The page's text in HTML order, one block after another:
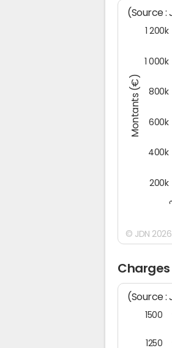
Montants (€)
(Source :
200k
400k
600k
800k
1 000k
1 200k
© JDN 2026
(Source :
1250
1500